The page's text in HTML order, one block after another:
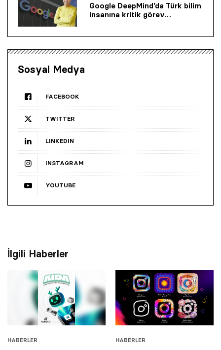
Google DeepMind’da Türk bilim
insanına kritik görev…
Sosyal Medya
FACEBOOK
TWITTER
LINKEDIN
INSTAGRAM
YOUTUBE
İlgili Haberler
HABERLER HABERLER